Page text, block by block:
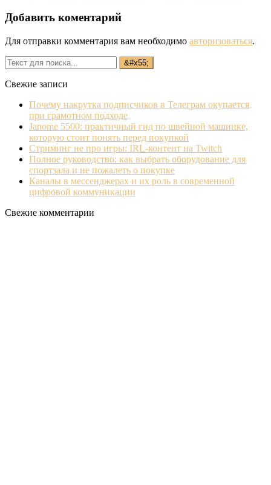
Добавить коментарий
Для отправки комментария вам необходимо авторизоваться.
Свежие записи
Почему накрутка подписчиков в Телеграм окупается
при грамотном подходе
Janome 5500: практичный гид по швейной машинке,
которую стоит понять перед покупкой
Стриминг не про игры: IRL‐контент на Twitch
Полное руководство: как выбрать оборудование для
спортзала и не пожалеть о покупке
Каналы в мессенджерах и их роль в современной
цифровой коммуникации
Свежие комментарии